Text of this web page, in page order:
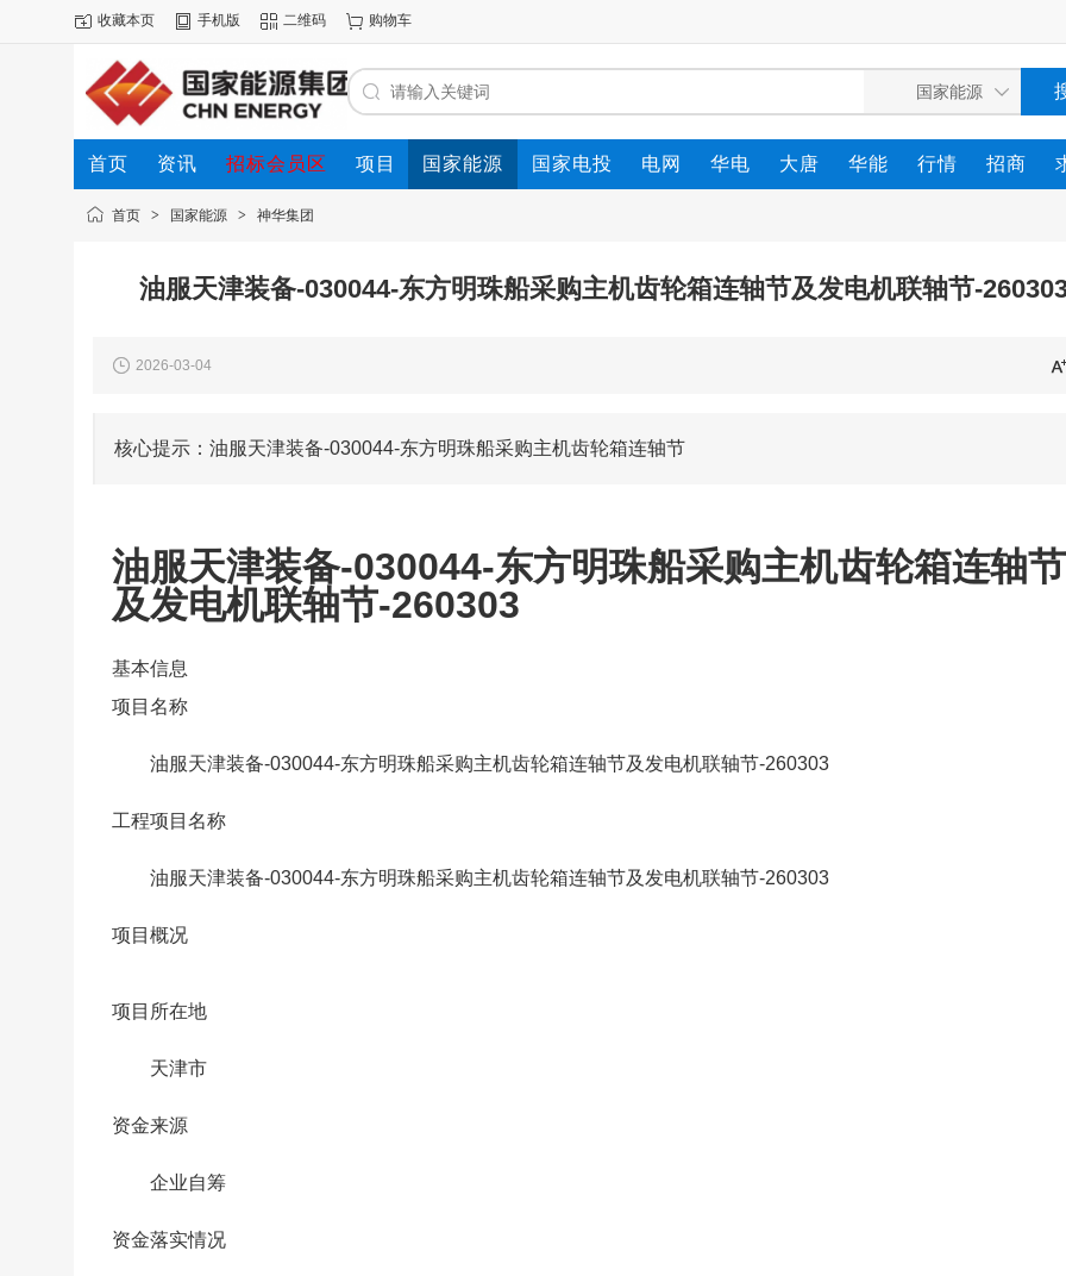
收藏本页 手机版 二维码 购物车
首页 资讯 招标会员区 项目 国家能源 国家电投 电网 华电 大唐 华能 行情 招商
品牌 展会
首页 > 国家能源 > 神华集团
油服天津装备-030044-东方明珠船采购主机齿轮箱连轴节及发电机联轴节-
2026-03-04
核心提示：油服天津装备-030044-东方明珠船采购主机齿轮箱连轴节
油服天津装备-030044-东方明珠船采购主机齿轮箱连轴节
及发电机联轴节-260303
基本信息
项目名称
油服天津装备-030044-东方明珠船采购主机齿轮箱连轴节及发电机联轴节-260303
工程项目名称
油服天津装备-030044-东方明珠船采购主机齿轮箱连轴节及发电机联轴节-260303
项目概况
项目所在地
天津市
资金来源
企业自筹
资金落实情况